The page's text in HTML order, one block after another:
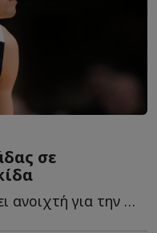
σε
Η περίπτωση του παραμένει ανοιχτή για την ομάδα, που έ...